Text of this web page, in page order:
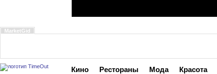
MarketGid
Кино Рестораны Мода Красота